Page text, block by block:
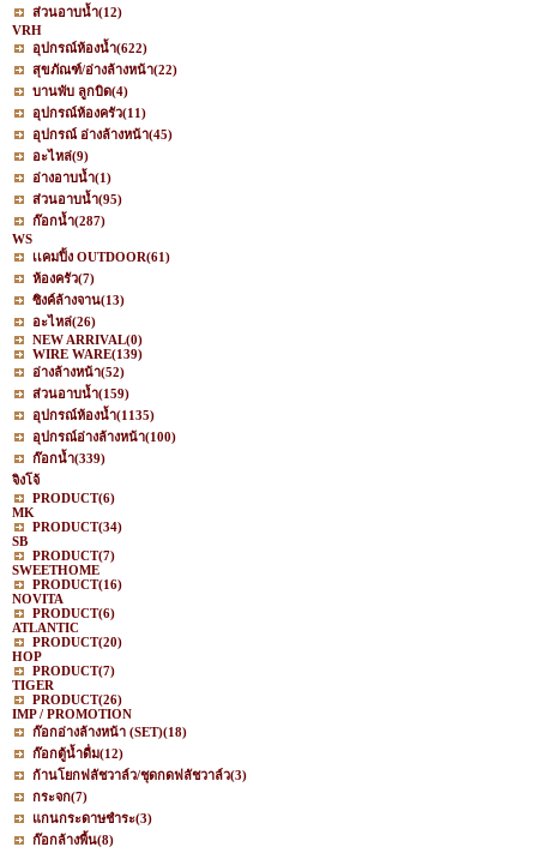
ส่วนอาบน้ำ(12)
VRH
อุปกรณ์ห้องน้ำ(622)
สุขภัณฑ์/อ่างล้างหน้า(22)
บานพับ ลูกบิด(4)
อุปกรณ์ห้องครัว(11)
อุปกรณ์ อ่างล้างหน้า(45)
อะไหล่(9)
อ่างอาบน้ำ(1)
ส่วนอาบน้ำ(95)
ก๊อกน้ำ(287)
WS
เเคมปิ้ง OUTDOOR(61)
ห้องครัว(7)
ซิงค์ล้างจาน(13)
อะไหล่(26)
NEW ARRIVAL(0)
WIRE WARE(139)
อ่างล้างหน้า(52)
ส่วนอาบน้ำ(159)
อุปกรณ์ห้องน้ำ(1135)
อุปกรณ์อ่างล้างหน้า(100)
ก๊อกน้ำ(339)
จิงโจ้
PRODUCT(6)
MK
PRODUCT(34)
SB
PRODUCT(7)
SWEETHOME
PRODUCT(16)
NOVITA
PRODUCT(6)
ATLANTIC
PRODUCT(20)
HOP
PRODUCT(7)
TIGER
PRODUCT(26)
IMP / PROMOTION
ก๊อกอ่างล้างหน้า (SET)(18)
ก๊อกตู้น้ำดื่ม(12)
ก้านโยกฟลัชวาล์ว/ชุดกดฟลัชวาล์ว(3)
กระจก(7)
แกนกระดาษชำระ(3)
ก๊อกล้างพื้น(8)